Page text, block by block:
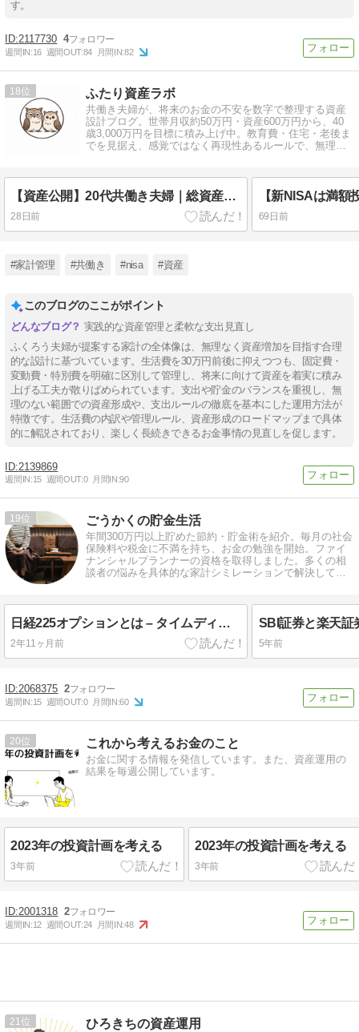
す。
2117730 4
週間IN:16 週間OUT:84 月間IN:82
18 ふたり資産ラボ
共働き夫婦が、将来のお金の不安を数字で整理する資産
設計ブログ。世帯月収約50万円・資産600万円から、40
歳3,000万円を目標に積み上げ中。教育費・住宅・老後ま
でを見据え、感覚ではなく再現性あるルールで、無理な
【資産公開】20代共働き夫婦｜総資産745万円の現在地と6月の振り返り
28日前 69日前
#家計管理 #共働き #nisa #資産
このブログのここがポイント
実践的な資産管理と柔軟な支出見直し
ふくろう夫婦が提案する家計の全体像は、無理なく資産増加を目指す合理
的な設計に基づいています。生活費を30万円前後に抑えつつも、固定費・
変動費・特別費を明確に区別して管理し、将来に向けて資産を着実に積み
上げる工夫が散りばめられています。支出や貯金のバランスを重視し、無
理のない範囲での資産形成や、支出ルールの徹底を基本にした運用方法が
特徴です。生活費の内訳や管理ルール、資産形成のロードマップまで具体
的に解説されており、楽しく長続きできるお金事情の見直しを促します。
2139869
週間IN:15 週間OUT:0 月間IN:90
19 ごうかくの貯金生活
年間300万円以上貯めた節約・貯金術を紹介。毎月の社会
保険料や税金に不満を持ち、お金の勉強を開始。ファイ
ナンシャルプランナーの資格を取得しました。多くの相
談者の悩みを具体的な家計シミレーションで解決してき
日経225オプションとは – タイムディケイを活用した投資の魅力
2年11ヶ月前 5年前
2068375 2
週間IN:15 週間OUT:0 月間IN:60
20 これから考えるお金のこと
お金に関する情報を発信しています。また、資産運用の
結果を毎週公開しています。
2023年の投資計画を考える
3年前
2023年の投資計画を考える
3年前
2001318 2
週間IN:12 週間OUT:24 月間IN:48
21 ひろきちの資産運用